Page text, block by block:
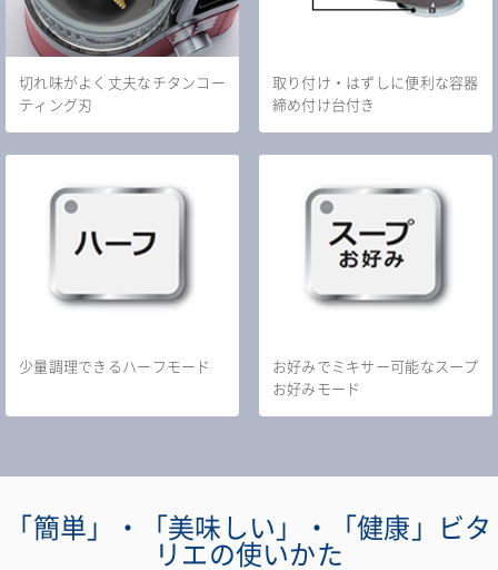
切れ味がよく丈夫なチタンコー
ティング刃
取り付け・はずしに便利な容器
締め付け台付き
少量調理できるハーフモード
お好みでミキサー可能なスープ
お好みモード
「簡単」・「美味しい」・「健康」ビタ
リエの使いかた